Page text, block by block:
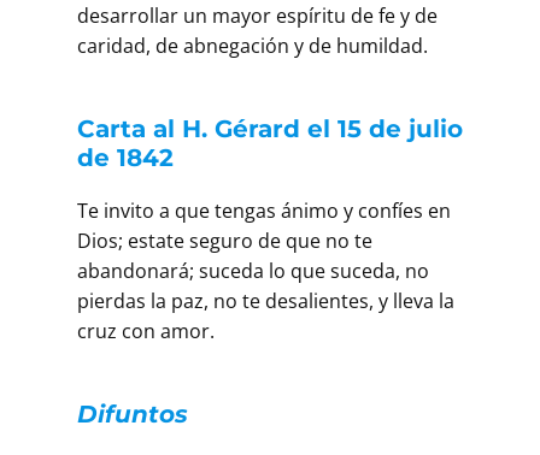
desarrollar un mayor espíritu de fe y de
caridad, de abnegación y de humildad.
Carta al H. Gérard el 15 de julio
de 1842
Te invito a que tengas ánimo y confíes en
Dios; estate seguro de que no te
abandonará; suceda lo que suceda, no
pierdas la paz, no te desalientes, y lleva la
cruz con amor.
Difuntos